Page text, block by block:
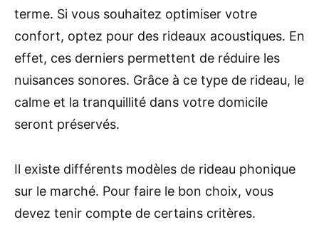
terme. Si vous souhaitez optimiser votre
confort, optez pour des rideaux acoustiques. En
effet, ces derniers permettent de réduire les
nuisances sonores. Grâce à ce type de rideau, le
calme et la tranquillité dans votre domicile
seront préservés.
Il existe différents modèles de rideau phonique
sur le marché. Pour faire le bon choix, vous
devez tenir compte de certains critères.